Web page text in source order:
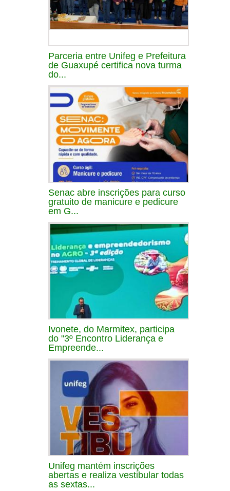
Parceria entre Unifeg e Prefeitura
de Guaxupé certifica nova turma
do...
Senac abre inscrições para curso
gratuito de manicure e pedicure
em G...
Ivonete, do Marmitex, participa
do "3º Encontro Liderança e
Empreende...
Unifeg mantém inscrições
abertas e realiza vestibular todas
as sextas...